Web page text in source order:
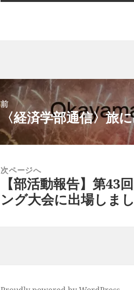
前
投
〈経済学部通信〉旅
次ページへ
の
投
【部活動報告】第43
ング大会に出場しま